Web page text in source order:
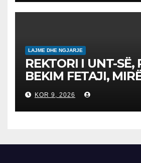
LAJME DHE NGJARJE
REKTORI I UNT-SË,
BEKIM FETAJI,
TAKIM ZYRTAR
SH.A MEPSO, DR.
LATIFIN
KOR 9, 2026